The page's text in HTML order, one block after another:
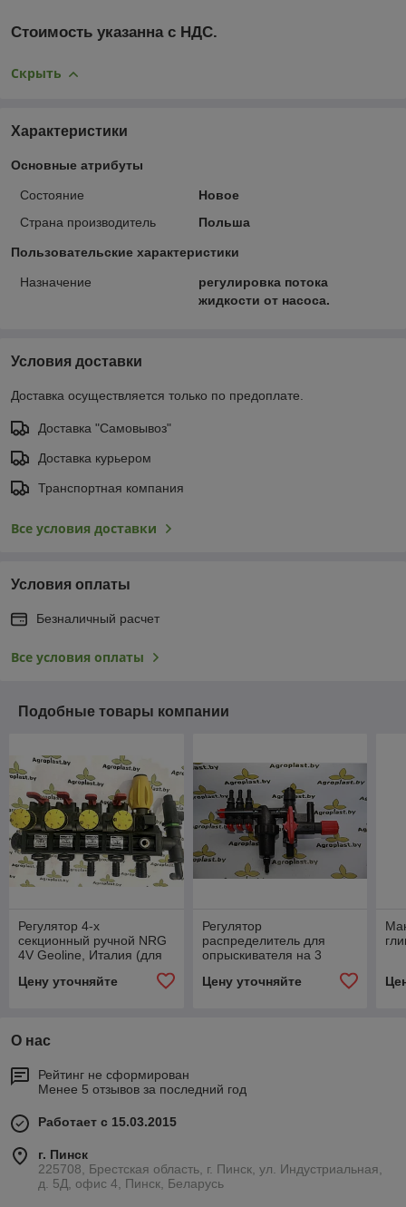
Стоимость указанна с НДС.
Скрыть
Характеристики
Основные атрибуты
Состояние
Новое
Страна производитель
Польша
Пользовательские характеристики
Назначение
регулировка потока
жидкости от насоса.
Условия доставки
Доставка осуществляется только по предоплате.
Доставка "Самовывоз"
Доставка курьером
Транспортная компания
Все условия доставки
Условия оплаты
Безналичный расчет
Все условия оплаты
Подобные товары компании
Регулятор 4-х
секционный ручной NRG
4V Geoline, Италия (для
Цену уточняйте
Регулятор
распределитель для
опрыскивателя на 3
Цену уточняйте
О нас
Рейтинг не сформирован
Менее 5 отзывов за последний год
Работает с 15.03.2015
г. Пинск
225708, Брестская область, г. Пинск, ул. Индустриальная,
д. 5Д, офис 4, Пинск, Беларусь